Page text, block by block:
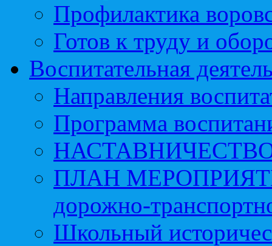
Профилактика
Готов к труду и
Воспитательная
Направления
Программа
ПЛАН МЕРОПРИЯТИЙ
дорожно-
Школьный